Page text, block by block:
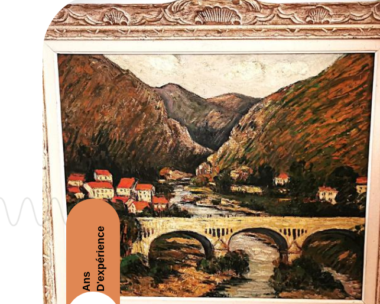
Ans D'expérience